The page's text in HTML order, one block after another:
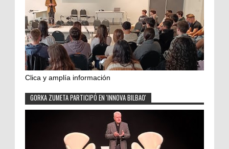
Clica y amplía información
GORKA ZUMETA PARTICIPÓ EN 'INNOVA BILBAO'